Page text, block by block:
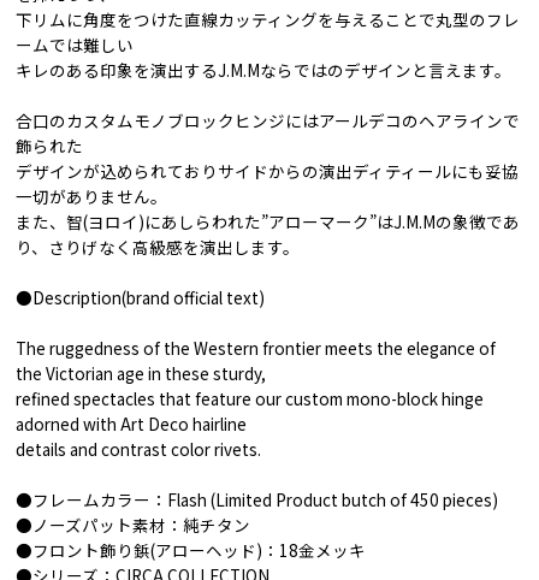
下リムに角度をつけた直線カッティングを与えることで丸型のフレ
ームでは難しい
キレのある印象を演出するJ.M.Mならではのデザインと言えます。
合口のカスタムモノブロックヒンジにはアールデコのヘアラインで
飾られた
デザインが込められておりサイドからの演出ディティールにも妥協
一切がありません。
また、智(ヨロイ)にあしらわれた”アローマーク”はJ.M.Mの象徴であ
り、さりげなく高級感を演出します。
●Description(brand official text)
The ruggedness of the Western frontier meets the elegance of
the Victorian age in these sturdy,
refined spectacles that feature our custom mono-block hinge
adorned with Art Deco hairline
details and contrast color rivets.
●フレームカラー：Flash (Limited Product butch of 450 pieces)
●ノーズパット素材：純チタン
●フロント飾り鋲(アローヘッド)：18金メッキ
●シリーズ：CIRCA COLLECTION